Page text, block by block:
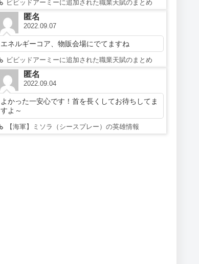
ビビッドアーミーに追加された職業天賦のまとめ
匿名
2022.09.07
エネルギーコア、物販会場にでてますね
ビビッドアーミーに追加された職業天賦のまとめ
匿名
2022.09.04
よかった一安心です！首を長くしてお待ちしてま
すよ～
【海軍】ミソラ（シースプレー）の英雄情報